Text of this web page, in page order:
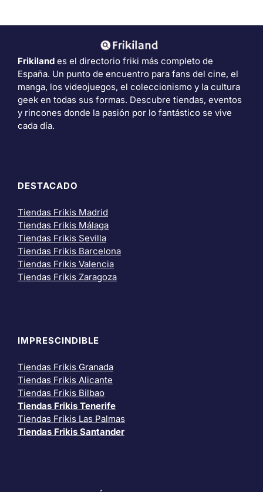
Frikiland es el directorio friki más completo de
España. Un punto de encuentro para fans del cine, el
manga, los videojuegos, el coleccionismo y la cultura
geek en todas sus formas. Descubre tiendas, eventos
y rincones donde la pasión por lo fantástico se vive
cada día.
DESTACADO
Tiendas Frikis Madrid
Tiendas Frikis Málaga
Tiendas Frikis Sevilla
Tiendas Frikis Barcelona
Tiendas Frikis Valencia
Tiendas Frikis Zaragoza
IMPRESCINDIBLE
Tiendas Frikis Granada
Tiendas Frikis Alicante
Tiendas Frikis Bilbao
Tiendas Frikis Tenerife
Tiendas Frikis Las Palmas
Tiendas Frikis Santander